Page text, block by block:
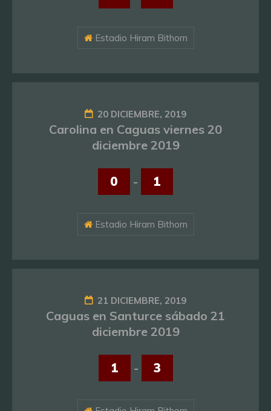
Estadio Hiram Bithorn
20 DICIEMBRE, 2019
Carolina en Caguas viernes 20
diciembre 2019
0 - 1
Estadio Hiram Bithorn
21 DICIEMBRE, 2019
Caguas en Santurce sábado 21
diciembre 2019
1 - 3